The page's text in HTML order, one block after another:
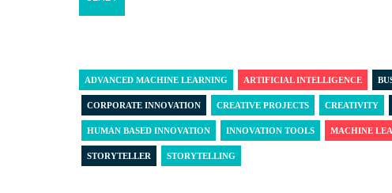
ADVANCED MACHINE LEARNING ARTIFICIAL INTELLIGENCE
CORPORATE INNOVATION CREATIVE PROJECTS CREATIVITY
HUMAN BASED INNOVATION INNOVATION TOOLS MACHINE
STORYTELLER STORYTELLING